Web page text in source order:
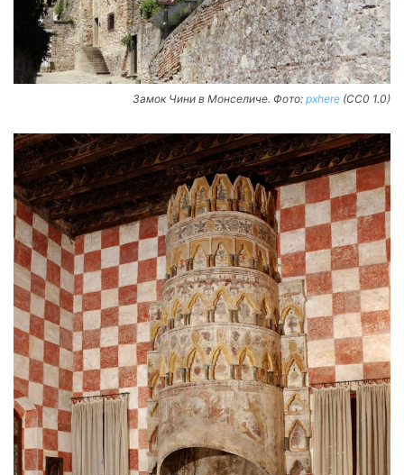
Замок Чини в Монселиче. Фото: pxhere (CC0 1.0)